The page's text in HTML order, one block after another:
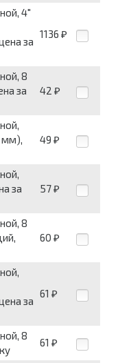
4"
за
1136 ₽
8
за
42 ₽
мм),
49 ₽
за
57 ₽
8
60 ₽
за
61 ₽
8
61 ₽